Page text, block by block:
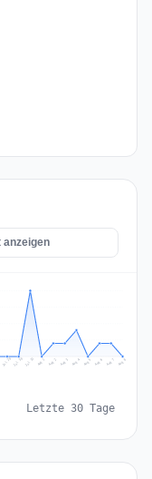
Jul 29 Jul 30 Jul 31 Aug 1 Aug 2 Aug 3 Aug 4 Aug 5 Aug 6 Aug 7 Aug 8
Letzte 30 Tage